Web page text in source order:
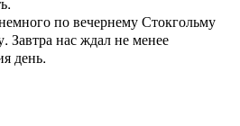
по вечернему Стокгольму
Завтра нас ждал не менее
день.